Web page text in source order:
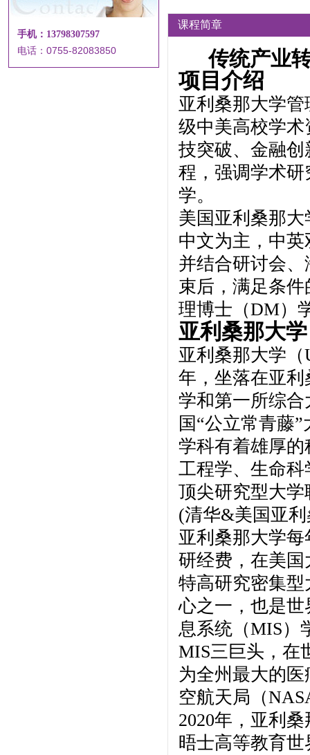
手机：13798307597
电话：0755-82083850
课程简章
传统产业
项目介绍
亚利桑那大学
级中美高校学
技突破、金融
程，强调学术
学。
美国亚利桑那
中文为主，中
并结合研讨会
束后，满足条
理博士（DM）
亚利桑那大学
亚利桑那大学（
年，坐落在亚
学和第一所综
国“公立常青藤
学科有着雄厚
工程学、生命
顶尖研究型大
(清华&美国亚
亚利桑那大学
研经费，在美
特高研究密集
心之一，也是
息系统（MIS）
MIS三巨头，在
为全州最大的
空航天局（
2020年，亚利
晤士高等教育